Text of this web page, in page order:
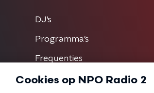
DJ’s
Programma's
Frequenties